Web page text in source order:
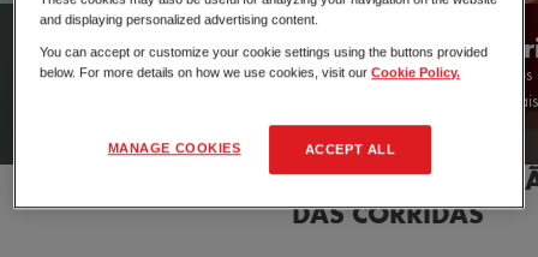
Merchandising Oficial da
Agora, nos postos aderentes, estão disponíveis dezenas de
Scuderia Ferrari, para tornar as suas viagens ainda
SINTA DE PERTO A
DAS CORRIDAS
and displaying personalized advertising content.
You can accept or customize your cookie settings using the buttons provided
below. For more details on how we use cookies, visit ourCookie Policy.
MANAGE COOKIES ACCEPT ALL